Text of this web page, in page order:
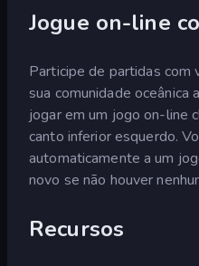
Jogue on-line
Participe de partidas com
sua comunidade oceânica
jogar em um jogo on-line
canto inferior esquerdo.
automaticamente a um
novo se não houver
Recursos